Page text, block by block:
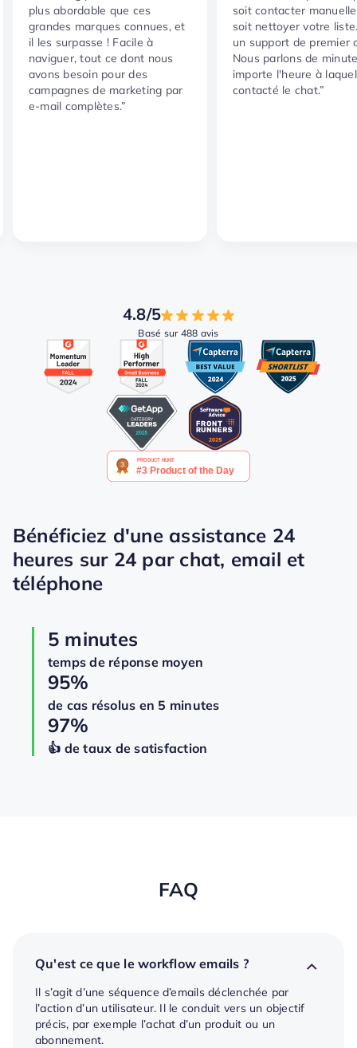
plus abordable que ces
grandes marques connues, et
il les surpasse ! Facile à
naviguer, tout ce dont nous
avons besoin pour des
campagnes de marketing par
e-mail complètes.”
soit contacter
soit nettoyer votre
un support de premier
Nous parlons de
importe l'heure à
contacté le chat.”
4.8/5
Basé sur 488 avis
Bénéficiez d'une assistance 24
heures sur 24 par chat, email et
téléphone
5 minutes
temps de réponse moyen
95%
de cas résolus en 5 minutes
97%
👍️️️️️️ de taux de satisfaction
FAQ
Qu'est ce que le workflow emails ?
Il s’agit d’une séquence d’emails déclenchée par
l’action d’un utilisateur. Il le conduit vers un objectif
précis, par exemple l’achat d’un produit ou un
abonnement.